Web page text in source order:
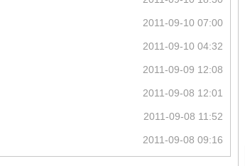
2011-09-10 07:00
2011-09-10 04:32
2011-09-09 12:08
2011-09-08 12:01
2011-09-08 11:52
2011-09-08 09:16